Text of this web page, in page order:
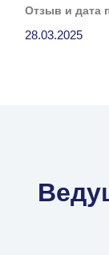
Отзыв и дата
28.03.2025